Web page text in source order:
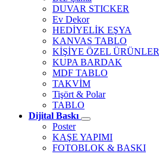
DUVAR STICKER
Ev Dekor
HEDİYELİK EŞYA
KANVAS TABLO
KİŞİYE ÖZEL ÜRÜNLER
KUPA BARDAK
MDF TABLO
TAKVİM
Tişört & Polar
TABLO
Dijital Baskı
Poster
KAŞE YAPIMI
FOTOBLOK & BASKI